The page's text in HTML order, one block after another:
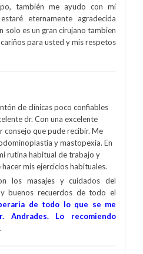
también me ayudo con mi
eternamente agradecida
es un gran cirujano tambien
para usted y mis respetos
de clínicas poco confiables
dr. Con una excelente
consejo que pude recibir. Me
y mastopexia. En
rutina habitual de trabajo y
mis ejercicios habituales.
los masajes y cuidados del
buenos recuerdos de todo el
de todo lo que se me
Lo recomiendo
.